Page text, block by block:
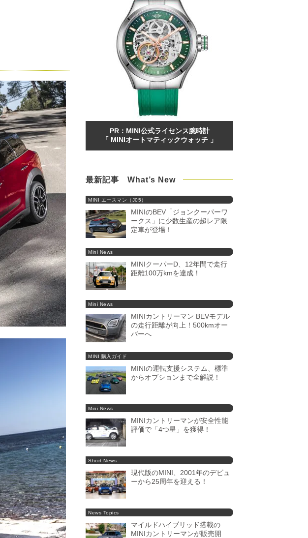
PR：MINI公式ライセンス腕時計
「 MINIオートマティックウォッチ 」
最新記事 What’s New
MINI エースマン（J05）
MINIのBEV「ジョンクーパーワ
ークス」に少数生産の超レア限
定車が登場！
Mini News
MINIクーパーD、12年間で走行
距離100万kmを達成！
Mini News
MINIカントリーマン BEVモデル
の走行距離が向上！500kmオー
バーへ
MINI 購入ガイド
MINIの運転支援システム、標準
からオプションまで全解説！
Mini News
MINIカントリーマンが安全性能
評価で「4つ星」を獲得！
Short News
現代版のMINI、2001年のデビュ
ーから25周年を迎える！
News Topics
マイルドハイブリッド搭載の
MINIカントリーマンが販売開